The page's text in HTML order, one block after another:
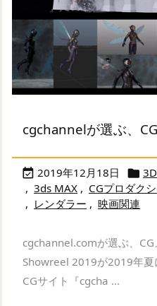
cgchannelが選ぶ、
 2019年12月18日 
, 3ds MAX , CGプロダク
, レンダラー , 映画関連
cgchannel.comが選ぶ、
Showreel 2019が2019年夏
CGサイト『cgcha ...